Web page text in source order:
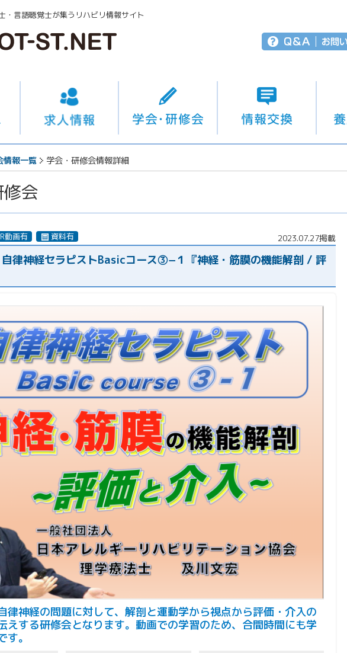
・言語聴覚士が集うリハビリ情報サイト
情報一覧 学会・研修会情報詳細
会
動画有 資料有 2023.07.27掲載
自律神経セラピストBasicコース③−１『神経・筋膜の機能解剖 / 評
律神経の問題に対して、解剖と運動学から視点から評価・介入の
えする研修会となります。動画での学習のため、合間時間にも学
。